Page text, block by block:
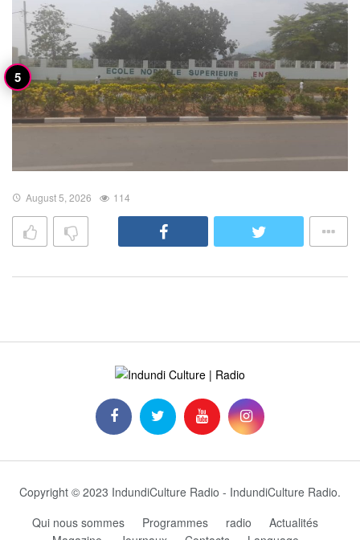
August 5, 2026 114
Copyright © 2023 IndundiCulture Radio - IndundiCulture Radio.
Qui nous sommes
Programmes radio
Actualités